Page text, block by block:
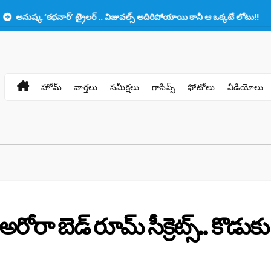
ట్రైలర్ .. విజువల్స్ అదిరిపోయాయి కానీ ఆ ఒక్కటే లోటు!! ప్రభాస్‌కు
హోమ్ వార్తలు సమీక్షలు గాసిప్స్ ఫోటోలు వీడియోలు
బెడ్ రూమ్ సీక్రెట్స్.. కొడుకు